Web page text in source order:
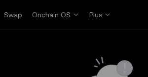
Swap Onchain OS Plus